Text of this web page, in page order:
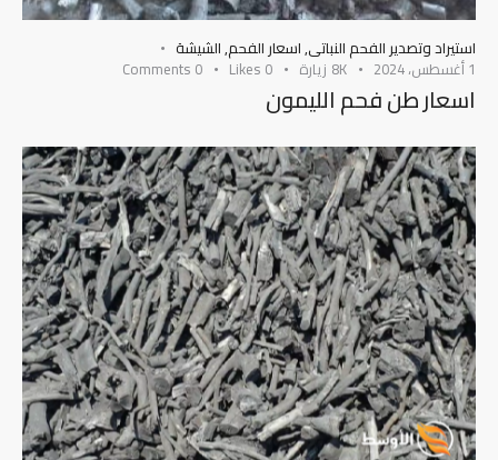
استيراد وتصدير الفحم النباتى,اسعار الفحم,الشيشة
1 أغسطس، 2024 8K زيارة 0
Likes
0
Comments
اسعار طن فحم الليمون